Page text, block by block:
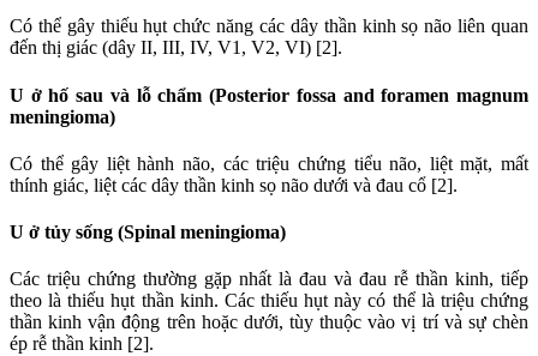
Có thể gây thiếu hụt chức năng các dây thần kinh sọ não liên quan
đến thị giác (dây II, III, IV, V1, V2, VI) [2].
U ở hố sau và lỗ chẩm (Posterior fossa and foramen magnum
meningioma)
Có thể gây liệt hành não, các triệu chứng tiểu não, liệt mặt, mất
thính giác, liệt các dây thần kinh sọ não dưới và đau cổ [2].
U ở tủy sống (Spinal meningioma)
Các triệu chứng thường gặp nhất là đau và đau rễ thần kinh, tiếp
theo là thiếu hụt thần kinh. Các thiếu hụt này có thể là triệu chứng
thần kinh vận động trên hoặc dưới, tùy thuộc vào vị trí và sự chèn
ép rễ thần kinh [2].